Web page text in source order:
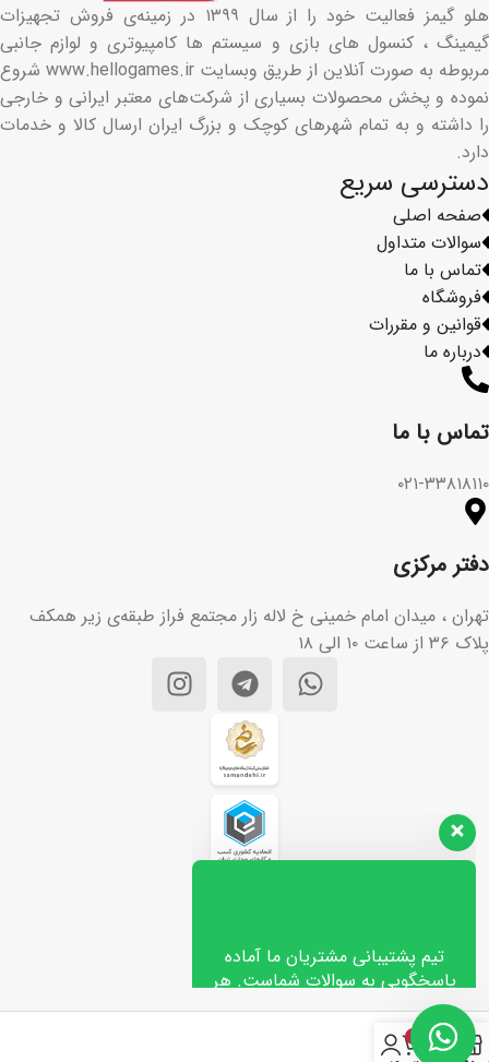
تماس با ما​
۰۲۱-۳۳۸۱۸۱۱۰
دفتر مرکزی
تهران ، میدان امام خمینی خ لاله زار مجتمع فراز طبقه‌ی زیر همکف
پلاک ۳۶ از ساعت ۱۰ الی ۱۸
فروشگاه
قوانین و مقررات
درباره ما
دسترسی سریع
صفحه اصلی
سوالات متداول
تماس با ما
هلو گیمز فعالیت خود را از سال ۱۳۹۹ در زمینه‌ی فروش تجهیزات
گیمینگ ، کنسول های بازی و سیستم ها کامپیوتری و لوازم جانبی
مربوطه به صورت آنلاین از طریق وبسایت www.hellogames.ir شروع
نموده و پخش محصولات بسیاری از شرکت‌های معتبر ایرانی و خارجی
را داشته و به تمام شهرهای کوچک و بزرگ ایران ارسال کالا و خدمات
دارد.
تیم پشتیبانی مشتریان ما آماده
پاسخگویی به سوالات شماست. هر
سوالی دارید از ما بپرسید!
۰